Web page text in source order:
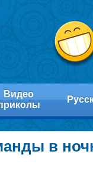
Видео
в